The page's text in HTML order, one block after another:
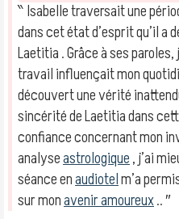
‶ Isabelle traversait une
dans cet état d’esprit qu’il a
Laetitia . Grâce à ses
travail influençait mon
découvert une vérité
sincérité de Laetitia dans
confiance concernant mon
analyseastrologique, j’ai
séance enaudiotelm’a
sur monavenir amoureux.. ″